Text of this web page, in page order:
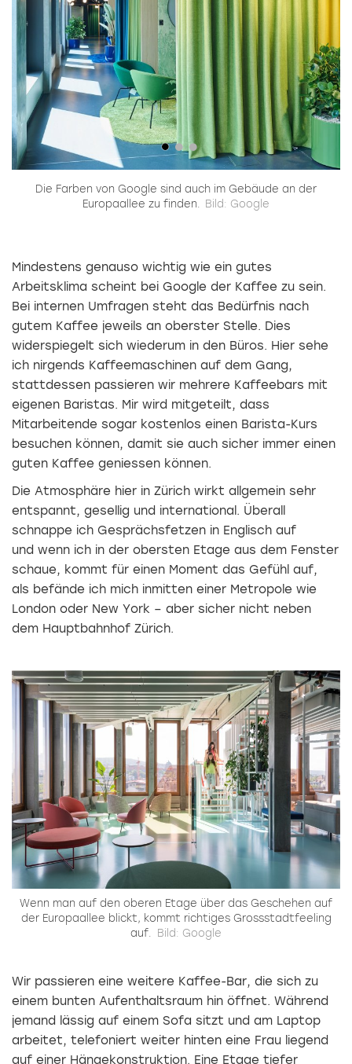
Die Farben von Google sind auch im Gebäude an der
Europaallee zu finden.
Bild: Google
Mindestens genauso wichtig wie ein gutes
Arbeitsklima scheint bei Google der Kaffee zu sein.
Bei internen Umfragen steht das Bedürfnis nach
gutem Kaffee jeweils an oberster Stelle. Dies
widerspiegelt sich wiederum in den Büros. Hier sehe
ich nirgends Kaffeemaschinen auf dem Gang,
stattdessen passieren wir mehrere Kaffeebars mit
eigenen Baristas. Mir wird mitgeteilt, dass
Mitarbeitende sogar kostenlos einen Barista-Kurs
besuchen können, damit sie auch sicher immer einen
guten Kaffee geniessen können.
Die Atmosphäre hier in Zürich wirkt allgemein sehr
entspannt, gesellig und international. Überall
schnappe ich Gesprächsfetzen in Englisch auf
und wenn ich in der obersten Etage aus dem Fenster
schaue, kommt für einen Moment das Gefühl auf,
als befände ich mich inmitten einer Metropole wie
London oder New York – aber sicher nicht neben
dem Hauptbahnhof Zürich.
Wenn man auf den oberen Etage über das Geschehen auf
der Europaallee blickt, kommt richtiges Grossstadtfeeling
auf.
Bild: Google
Wir passieren eine weitere Kaffee-Bar, die sich zu
einem bunten Aufenthaltsraum hin öffnet. Während
jemand lässig auf einem Sofa sitzt und am Laptop
arbeitet, telefoniert weiter hinten eine Frau liegend
auf einer Hängekonstruktion. Eine Etage tiefer